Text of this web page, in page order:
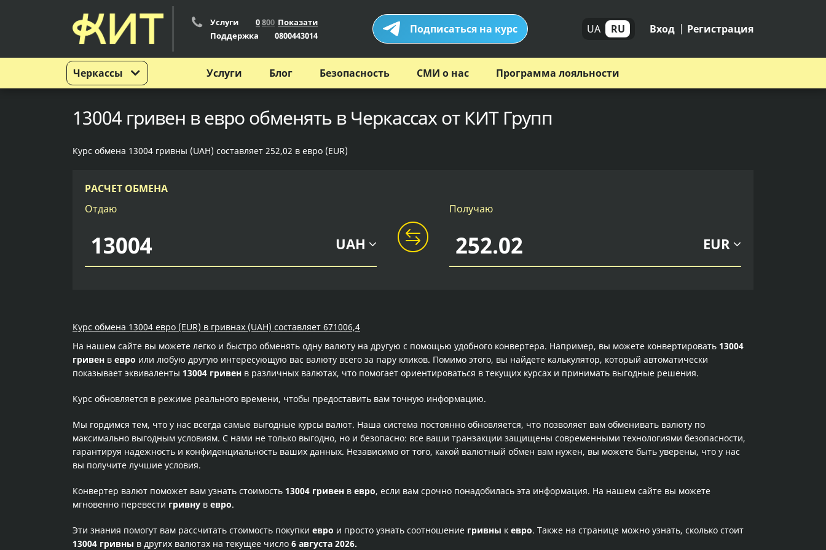
Черкассы
Услуги 0800 Показати
Поддержка
0800443014 Подписаться на курс UA RU Вход Регистрация
Услуги Блог Безопасность СМИ о нас Программа лояльности
13004 гривен в евро обменять в Черкассах от КИТ Групп
Курс обмена 13004 гривны (UAH) составляет 252,02 в евро (EUR)
РАСЧЕТ ОБМЕНА
Отдаю
UAH
Получаю
EUR
Курс обмена 13004 евро (EUR) в гривнах (UAH) составляет 671006,4
На нашем сайте вы можете легко и быстро обменять одну валюту на другую с помощью удобного конвертера. Например, вы можете конвертировать 13004
гривен в евро или любую другую интересующую вас валюту всего за пару кликов. Помимо этого, вы найдете калькулятор, который автоматически
показывает эквиваленты 13004 гривен в различных валютах, что помогает ориентироваться в текущих курсах и принимать выгодные решения.
Курс обновляется в режиме реального времени, чтобы предоставить вам точную информацию.
Мы гордимся тем, что у нас всегда самые выгодные курсы валют. Наша система постоянно обновляется, что позволяет вам обменивать валюту по
максимально выгодным условиям. С нами не только выгодно, но и безопасно: все ваши транзакции защищены современными технологиями безопасности,
гарантируя надежность и конфиденциальность ваших данных. Независимо от того, какой валютный обмен вам нужен, вы можете быть уверены, что у нас
вы получите лучшие условия.
Конвертер валют поможет вам узнать стоимость 13004 гривен в евро, если вам срочно понадобилась эта информация. На нашем сайте вы можете
мгновенно перевести гривну в евро.
Эти знания помогут вам рассчитать стоимость покупки евро и просто узнать соотношение гривны к евро. Также на странице можно узнать, сколько стоит
13004 гривны в других валютах на текущее число 6 августа 2026.